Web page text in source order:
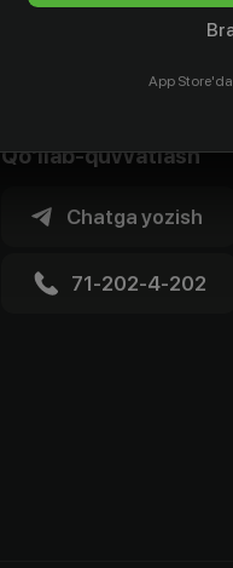
Qo'llab-quvvatlash
Chatga yozish
71-202-4-202
App